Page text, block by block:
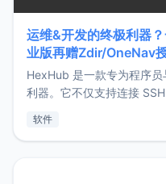
运维&开发的终极利器
业版再赠Zdir/OneNav
HexHub 是一款专为程序
利器。它不仅支持连接
件间频繁切换，仅凭
软件